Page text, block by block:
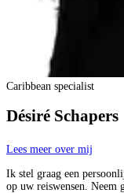
Caribbean specialist
Désiré Schapers
Lees meer over mij
Ik stel graag een
op uw reiswensen. Neem